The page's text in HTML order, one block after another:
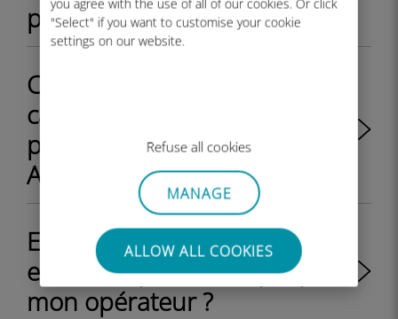
you agree with the use of all of our cookies. Or click
"Select" if you want to customise your cookie
settings on our website.
Refuse all cookies
MANAGE
ALLOW ALL COOKIES
profil eSIM sur mon iPhone ?
Comment basculer entre la
carte SIM physique et le
profil eSIM sur mon appareil
Android ?
Est-ce que mon iPhone/iPad
est débloqué ou bloqué par
mon opérateur ?